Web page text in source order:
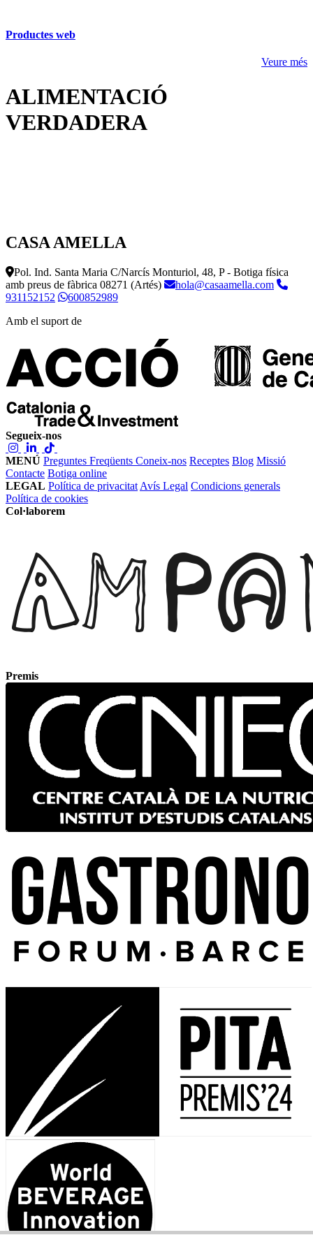
Productes web
Veure més
ALIMENTACIÓ
VERDADERA
CASA AMELLA
Pol. Ind. Santa Maria C/Narcís Monturiol, 48, P - Botiga física
amb preus de fàbrica 08271 (Artés)
hola@casaamella.com
931152152
600852989
Amb el suport de
Segueix-nos
MENÚ Preguntes Freqüents Coneix-nos Receptes Blog Missió
Contacte Botiga online
LEGAL Política de privacitat Avís Legal Condicions generals
Política de cookies
Col·laborem
Premis